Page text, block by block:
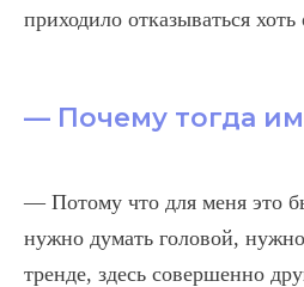
приходило отказываться хоть
— Почему тогда
— Потому что для меня это
нужно думать головой,
тренде, здесь совершенно